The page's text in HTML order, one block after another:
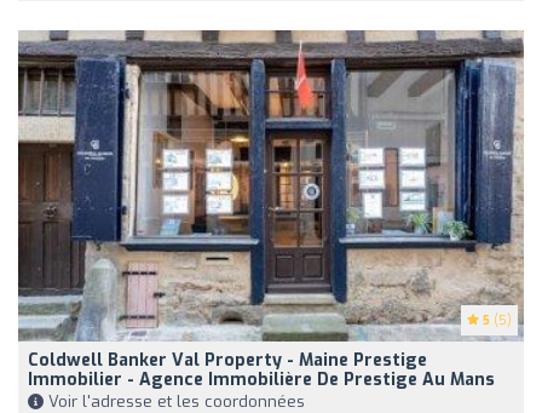
5 (5)
Coldwell Banker Val Property - Maine Prestige
Immobilier - Agence Immobilière De Prestige Au Mans
Voir l'adresse et les coordonnées